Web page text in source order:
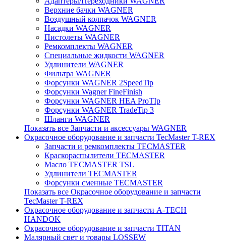
Верхние бачки WAGNER
Воздушный колпачок WAGNER
Насадки WAGNER
Пистолеты WAGNER
Ремкомплекты WAGNER
Специальные жидкости WAGNER
Удлинители WAGNER
Фильтра WAGNER
Форсунки WAGNER 2SpeedTip
Форсунки Wagner FineFinish
Форсунки WAGNER HEA ProTIp
Форсунки WAGNER TradeTip 3
Шланги WAGNER
Показать все Запчасти и аксессуары WAGNER
Окрасочное оборудование и запчасти TecMaster T-REX
Запчасти и ремкомплекты TECMASTER
Краскораспылители TECMASTER
Масло TECMASTER TSL
Удлинители TECMASTER
Форсунки сменные TECMASTER
Показать все Окрасочное оборудование и запчасти
TecMaster T-REX
Окрасочное оборудование и запчасти A-TECH
HANDOK
Окрасочное оборудование и запчасти TITAN
Малярный свет и товары LOSSEW